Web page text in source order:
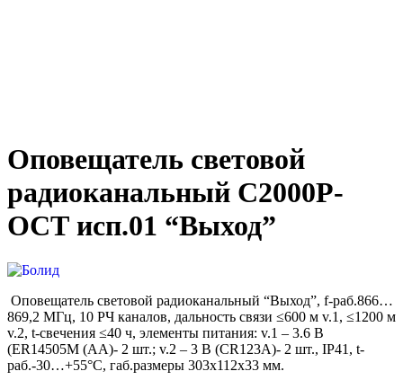
Оповещатель световой
радиоканальный С2000Р-
ОСТ исп.01 “Выход”
Оповещатель световой радиоканальный “Выход”, f-раб.866…
869,2 МГц, 10 РЧ каналов, дальность связи ≤600 м v.1, ≤1200 м
v.2, t-свечения ≤40 ч, элементы питания: v.1 – 3.6 В
(ER14505M (АА)- 2 шт.; v.2 – 3 В (CR123A)- 2 шт., IP41, t-
раб.-30…+55°C, габ.размеры 303х112х33 мм.